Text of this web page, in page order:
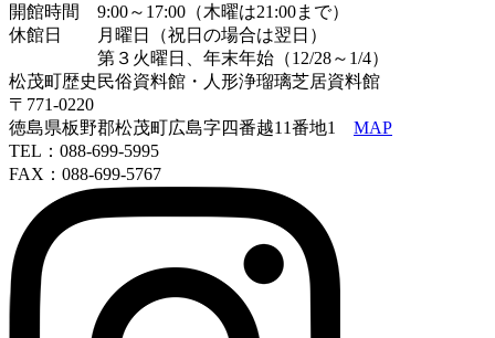
開館時間 9:00～17:00（木曜は21:00まで）
休館日 月曜日（祝日の場合は翌日）
第３火曜日、年末年始（12/28～1/4）
松茂町歴史民俗資料館・人形浄瑠璃芝居資料館
〒771-0220
徳島県板野郡松茂町広島字四番越11番地1 MAP
TEL：088-699-5995
FAX：088-699-5767